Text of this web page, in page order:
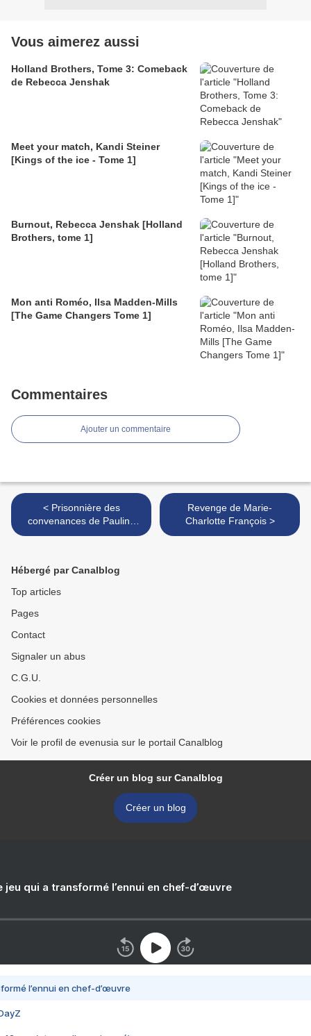
Vous aimerez aussi
Holland Brothers, Tome 3: Comeback
de Rebecca Jenshak
Meet your match, Kandi Steiner
[Kings of the ice - Tome 1]
Burnout, Rebecca Jenshak [Holland
Brothers, tome 1]
Mon anti Roméo, Ilsa Madden-Mills
[The Game Changers Tome 1]
Commentaires
Ajouter un commentaire
< Prisonnière des
convenances de Pauline
Libersart
Revenge de Marie-
Charlotte François >
Hébergé par Canalblog
Top articles
Pages
Contact
Signaler un abus
C.G.U.
Cookies et données personnelles
Préférences cookies
Voir le profil de evenusia sur le portail Canalblog
Créer un blog sur Canalblog
Créer un blog
jeu qui a transformé l’ennui en chef-d’œuvre
l’ennui en chef-d’œuvre